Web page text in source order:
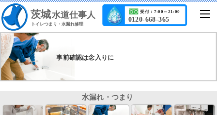
茨城水道仕事人
トイレつまり・水漏れ修理
0120-668-365
受付：7:00～21:00
事前確認は念入りに
水漏れ・つまり